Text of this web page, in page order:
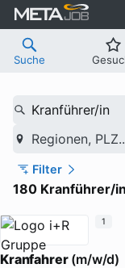
Suche
Kranführer/in
Regionen,
Filter
180 Kranführer/
Kranfahrer(m/w/d)
1